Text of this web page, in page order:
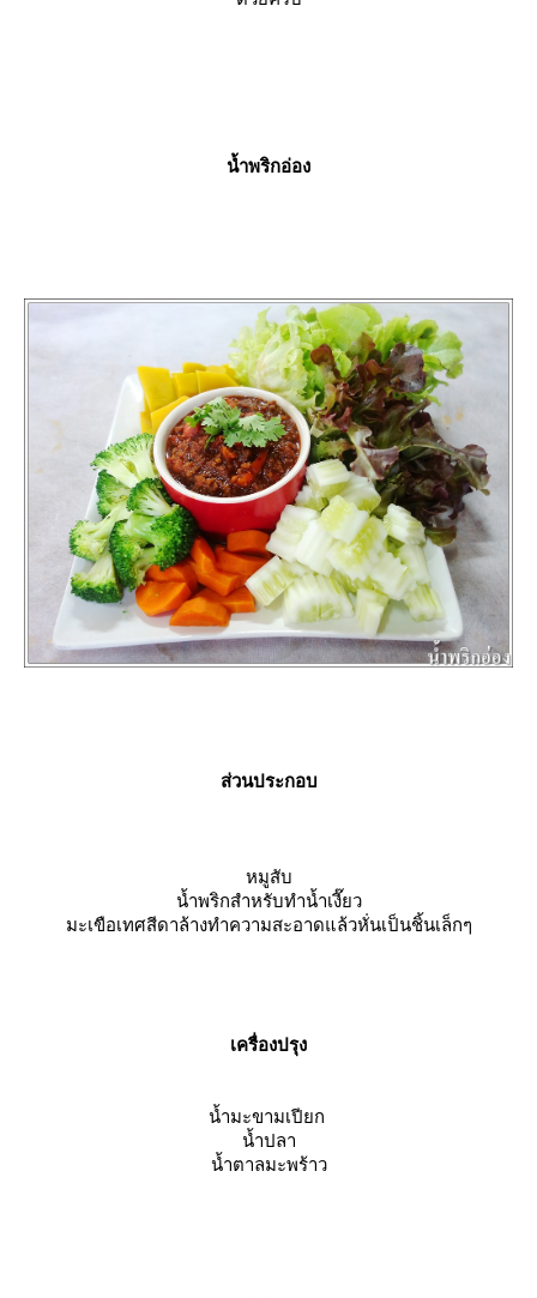
น้ำพริกอ่อง
ส่วนประกอบ
หมูสับ
น้ำพริกสำหรับทำน้ำเงี๊ยว
มะเขือเทศสีดาล้างทำความสะอาดแล้วหั่นเป็นชิ้นเล็กๆ
เครื่องปรุง
น้ำมะขามเปียก
น้ำปลา
น้ำตาลมะพร้าว